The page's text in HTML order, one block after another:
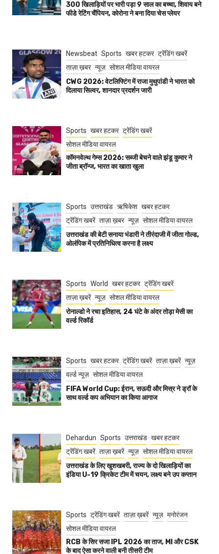
300 खिलाड़ियों पर भारी पड़ा 9 साल का बच्चा, शिवाय बने
फीडे रेटिंग चैंपियन, कोरोना ने बना दिया चेस प्लेयर
Newsbeat Sports खबर हटकर ट्रेंडिंग खबरें
ताज़ा ख़बर न्यूज़ सोशल मीडिया वायरल
CWG 2026: वेटलिफ्टिंग में राजा मुथुपांडी ने भारत को
दिलाया सिल्वर, शानदार प्रदर्शन जारी
Sports खबर हटकर ट्रेंडिंग खबरें
सोशल मीडिया वायरल
कॉमनवेल्थ गेम्स 2026: सब्जी बेचने वाले झंडू कुमार ने
जीता ब्रॉन्ज, भारत का खाता खुला
Sports उत्तराखंड ऋषिकेश खबर हटकर
ट्रेंडिंग खबरें ताज़ा ख़बर न्यूज़ सोशल मीडिया वायरल
उत्तराखंड की बेटी सनाया भंडारी ने तीरंदाजी में जीता गोल्ड,
ओलंपिक में प्रतिनिधित्व करना है लक्ष्य
Sports World खबर हटकर ट्रेंडिंग खबरें
ताज़ा ख़बरें न्यूज़ सोशल मीडिया वायरल
रोनाल्डो ने रचा इतिहास, 24 घंटे के अंदर तोड़ा मेसी का
वर्ल्ड रिकॉर्ड
Sports खबर हटकर ट्रेंडिंग खबरें ताज़ा ख़बरें न्यूज़
वर्ल्ड न्यूज़ सोशल मीडिया वायरल
FIFA World Cup: ईरान, सऊदी और मिस्र ने ड्रॉ के
साथ वर्ल्ड कप अभियान का किया आगाज
Dehardun Sports उत्तराखंड खबर हटकर
ट्रेंडिंग खबरें ताज़ा ख़बरें न्यूज़ सोशल मीडिया वायरल
उत्तराखंड के लिए खुशखबरी, राज्य के दो खिलाड़ियों का
इंडिया U-19 क्रिकेट टीम में चयन, लक्ष्य बने उप कप्तान
Sports ट्रेंडिंग खबरें ताज़ा ख़बरें न्यूज़ मनोरंजन
सोशल मीडिया वायरल
RCB के सिर सजा IPL 2026 का ताज, MI और CSK
के बाद ऐसा करने वाली बनी तीसरी टीम